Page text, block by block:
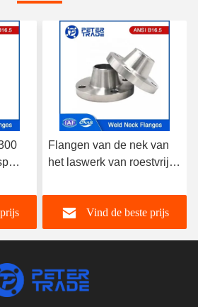
plat
Flangen van de nek van
het laswerk van roestvrij
WNRF
Vind de beste prijs